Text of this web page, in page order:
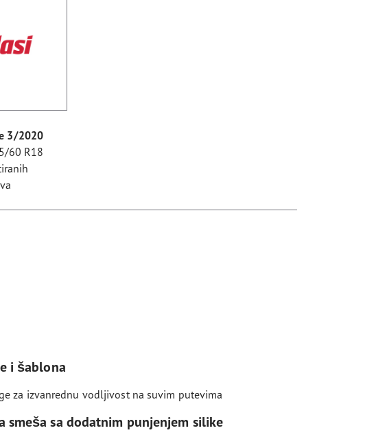
3/2020
60 R18
i šablona
za izvanrednu vodljivost na suvim putevima
smeša sa dodatnim punjenjem silike